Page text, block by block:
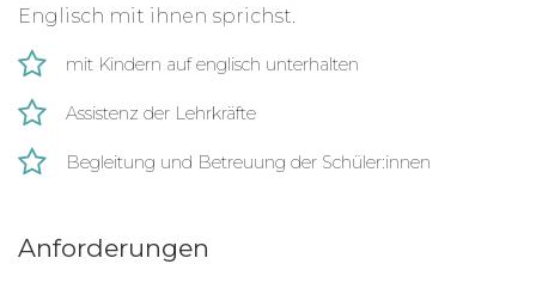
Englisch mit ihnen sprichst.
mit Kindern auf englisch unterhalten
Assistenz der Lehrkräfte
Begleitung und Betreuung der Schüler:innen
Anforderungen